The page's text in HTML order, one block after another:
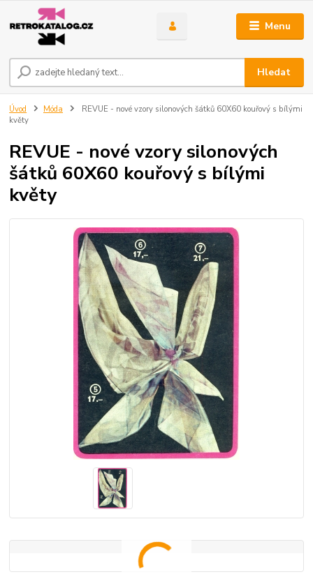
Menu
Hledat
Úvod Móda
REVUE - nové vzory silonových šátků 60X60 kouřový s bílými
květy
REVUE - nové vzory silonových
šátků 60X60 kouřový s bílými
květy